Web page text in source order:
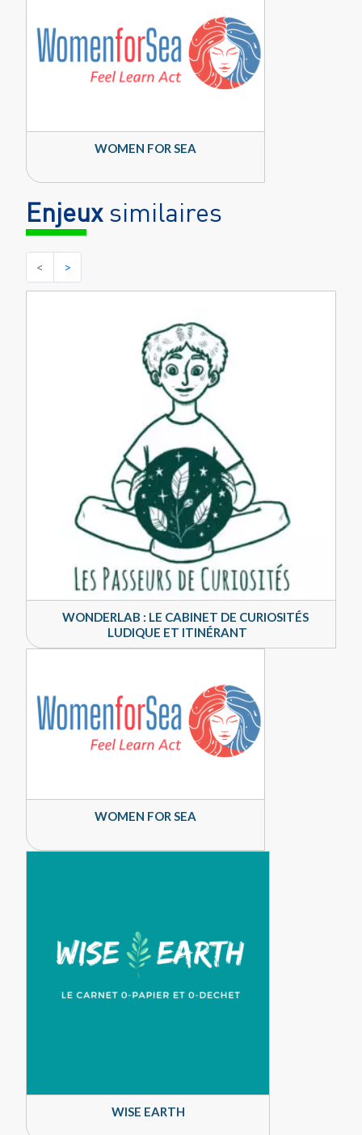
WOMEN FOR SEA
Enjeuxsimilaires
< >
WONDERLAB : LE CABINET DE CURIOSITÉS
LUDIQUE ET ITINÉRANT
WOMEN FOR SEA
WISE EARTH